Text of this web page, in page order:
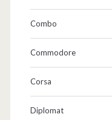
Combo
Commodore
Corsa
Diplomat